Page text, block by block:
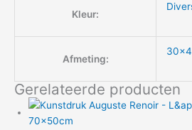
Kleur:
Afmeting:
Gerelateerde producten